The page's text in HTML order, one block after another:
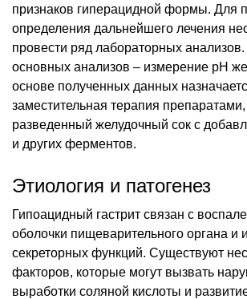
признаков гиперацидной формы. Для
определения дальнейшего лечения
провести ряд лабораторных
основных анализов – измерение pH
основе полученных данных
заместительная терапия
разведенный желудочный сок с
и других ферментов.
Этиология и патогенез
Гипоацидный гастрит связан с
оболочки пищеварительного органа и
секреторных функций. Существуют
факторов, которые могут вызвать
выработки соляной кислоты и